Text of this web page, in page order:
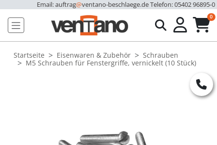
Email: auftrag@ventano-beschlaege.deTelefon: 05402 96895-0
0
Startseite Eisenwaren & Zubehör
Schrauben
M5 Schrauben für Fenstergriffe, vernickelt (10 Stück)